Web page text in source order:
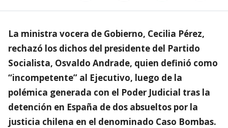
La ministra vocera de Gobierno, Cecilia Pérez,
rechazó los dichos del presidente del Partido
Socialista, Osvaldo Andrade, quien definió como
“incompetente” al Ejecutivo, luego de la
polémica generada con el Poder Judicial tras la
detención en España de dos absueltos por la
justicia chilena en el denominado Caso Bombas.